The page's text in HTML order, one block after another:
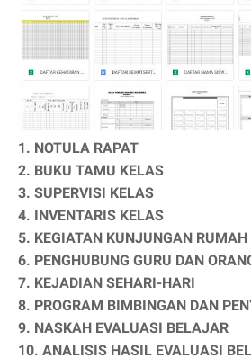
1. NOTULA RAPAT
2. BUKU TAMU KELAS
3. SUPERVISI KELAS
4. INVENTARIS KELAS
5. KEGIATAN KUNJUNGAN RUMAH
6. PENGHUBUNG GURU DAN
7. KEJADIAN SEHARI-HARI
8. PROGRAM BIMBINGAN DAN
9. NASKAH EVALUASI BELAJAR
10. ANALISIS HASIL EVALUASI